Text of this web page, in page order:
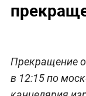
Прекращение
в 12:15 по